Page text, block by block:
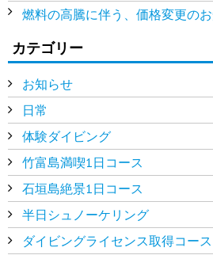
燃料の高騰に伴う、価格変更の
カテゴリー
お知らせ
日常
体験ダイビング
竹富島満喫1日コース
石垣島絶景1日コース
半日シュノーケリング
ダイビングライセンス取得コース